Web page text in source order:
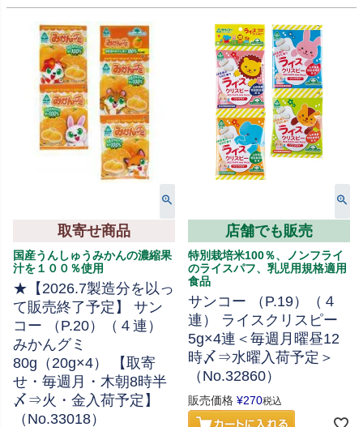
取寄せ商品
国産うんしゅうみかんの濃縮果
汁を１００％使用
★【2026.7製造分を以っ
て販売終了予定】 サン
コー （P.20）（４連）
みかんグミ
80g（20g×4） 【取寄
せ・毎週月・木朝8時半
〆⇒火・金入荷予定】
（No.33018）
店舗でも販売
特別栽培米100％、ノンフライ
のライスパフ、乳児用規格適用
食品
サンコー （P.19）（４
連） ライスクリスピー
5g×4連＜毎週月曜昼12
時〆⇒水曜入荷予定＞
（No.32860）
販売価格 ¥270税込